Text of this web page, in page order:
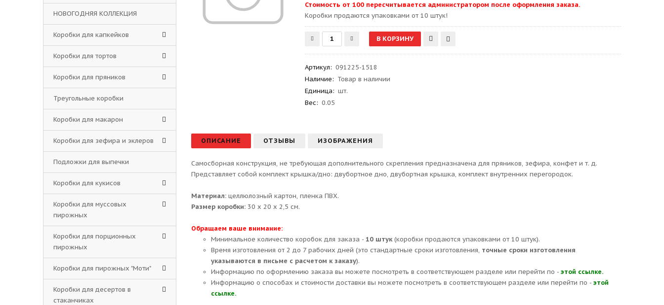
Стоимость от 100 пересчитывается администратором после оформления заказа.
Kоробки продаются упаковками от 10 штук!
Артикул: 091225-1518
Наличие: Товар в наличии
Единица: шт.
Вес: 0.05
ОПИСАНИЕ ОТЗЫВЫ ИЗОБРАЖЕНИЯ
Самосборная конструкция, не требующая дополнительного скрепления предназначена для пряников, зефира, конфет и т. д.
Представляет собой комплект крышка/дно: двубортное дно, двубортная крышка, комплект внутренних перегородок.
Материал: целлюлозный картон, пленка ПВХ.
Размер коробки: 30 х 20 х 2,5 см.
Обращаем ваше внимание:
Минимальное количество коробок для заказа -10 штук(коробки продаются упаковками от 10 штук).
Время изготовления от 2 до 7 рабочих дней (это стандартные сроки изготовления, точные сроки изготовления
указываются в письме с расчетом к заказу).
Информацию по оформлению заказа вы можете посмотреть в соответствующем разделе или перейти по -этой ссылке.
Информацию о способах и стоимости доставки вы можете посмотреть в соответствующем разделе или перейти по -этой
ссылке.
НОВОГОДНЯЯ КОЛЛЕКЦИЯ
Коробки для капкейков
Коробки для тортов
Коробки для пряников
Треугольные коробки
Коробки для макарон
Коробки для зефира и эклеров
Подложки для выпечки
Коробки для кукисов
Коробки для муссовых
пирожных
Коробки для порционных
пирожных
Коробки для пирожных "Моти"
Коробки для десертов в
стаканчиках